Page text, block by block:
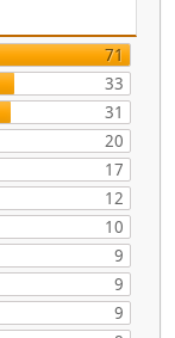
71
33
31
20
17
12
10
9
9
9